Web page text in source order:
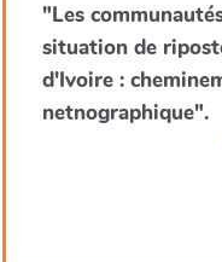
"Les
situation de
d'Ivoire :
netnographique".